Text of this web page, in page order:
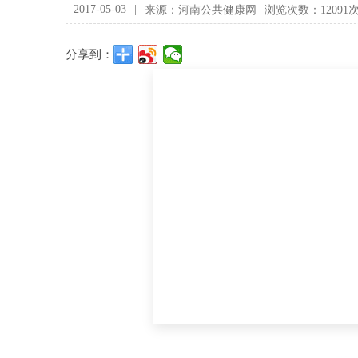
2017-05-03 来源：河南公共健康网 浏览次数：12091
分享到：